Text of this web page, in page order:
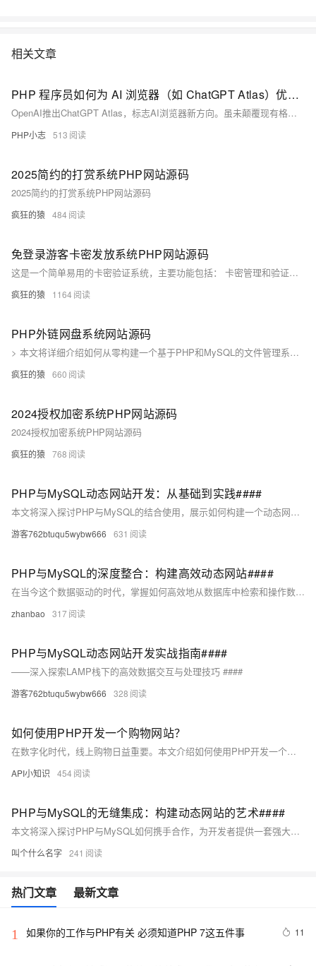
相关文章
PHP 程序员如何为 AI 浏览器（如 ChatGPT Atlas）优化网站
OpenAI推出ChatGPT Atlas，标志AI浏览器新方向。虽未颠覆现有格局，但为开发者带来新机遇。PHP建站者需关注AI爬虫抓取特性，优化技术结构（如SSR、Schema标记）、提升内容可读性与语义清晰度，并考虑未来agent调用能力。通过robots.txt授权、结构化数据、内容集群与性能优化，提升网站在AI搜索中的可见性与引用机会，提前布局AI驱动的流量新格局。
PHP小志 513
2025简约的打赏系统PHP网站源码
2025简约的打赏系统PHP网站源码
疯狂的猿 484
免登录游客卡密发放系统PHP网站源码
这是一个简单易用的卡密验证系统，主要功能包括： 卡密管理和验证，多模板支持，响应式设计，验证码保护，防刷机制，简洁的用户界面， 支持自定义模板，移动端优化，安全性保护，易于部署和维护。
疯狂的猿 1164
PHP外链网盘系统网站源码
> 本文将详细介绍如何从零构建一个基于PHP和MySQL的文件管理系统，分解项目代码并剖析每个模块的功能。我们将以`index.php`、`config.php`和`api.php`这三个核心文件为例，详细展示如何设计文件列表、数据库配置和文件上传接口，从而实现一个完整的文件管理系统。该文章可以作为学术研究和代码实现的参考。
疯狂的猿 660
2024授权加密系统PHP网站源码
2024授权加密系统PHP网站源码
疯狂的猿 768
PHP与MySQL动态网站开发：从基础到实践####
本文将深入探讨PHP与MySQL的结合使用，展示如何构建一个动态网站。通过一系列实例和代码片段，我们将逐步了解数据库连接、数据操作、用户输入处理及安全防护等关键技术点。无论您是初学者还是有经验的开发者，都能从中获益匪浅。 ####
游客762btuqu5wybw666 631
PHP与MySQL的深度整合：构建高效动态网站####
在当今这个数据驱动的时代，掌握如何高效地从数据库中检索和操作数据是至关重要的。本文将深入探讨PHP与MySQL的深度整合方法，揭示它们如何协同工作以优化数据处理流程，提升网站性能和用户体验。我们将通过实例分析、技巧分享和最佳实践指导，帮助你构建出既高效又可靠的动态网站。无论你是初学者还是有经验的开发者，都能从中获得宝贵的见解和实用的技能。 ####
zhanbao 317
PHP与MySQL动态网站开发实战指南####
——深入探索LAMP栈下的高效数据交互与处理技巧 ####
游客762btuqu5wybw666 328
如何使用PHP开发一个购物网站？
在数字化时代，线上购物日益重要。本文介绍如何使用PHP开发一个功能完善、用户友好的购物网站，涵盖需求分析、开发环境选择、数据库设计、前后端开发、用户认证、商品展示、购物车、订单管理、功能扩展及安全性能优化等环节，旨在提供全面的开发指南。
API小知识 454
PHP与MySQL的无缝集成：构建动态网站的艺术####
本文将深入探讨PHP与MySQL如何携手合作，为开发者提供一套强大的工具集，以构建高效、动态且用户友好的网站。不同于传统的摘要概述，本文将以一个生动的案例引入，逐步揭示两者结合的魅力所在，最终展示如何通过简单几步实现数据驱动的Web应用开发。 ####
叫个什么名字 241
热门文章 最新文章
1 如果你的工作与PHP有关 必须知道PHP 7这五件事 11